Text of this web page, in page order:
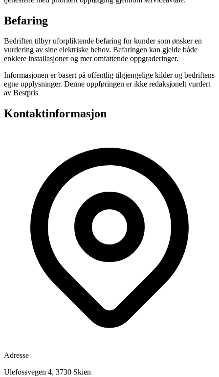
Befaring
Bedriften tilbyr uforpliktende befaring for kunder som ønsker en
vurdering av sine elektriske behov. Befaringen kan gjelde både
enklere installasjoner og mer omfattende oppgraderinger.
Informasjonen er basert på offentlig tilgjengelige kilder og bedriftens
egne opplysninger. Denne oppføringen er ikke redaksjonelt vurdert
av Bestpris
Kontaktinformasjon
Adresse
Ulefossvegen 4, 3730 Skien